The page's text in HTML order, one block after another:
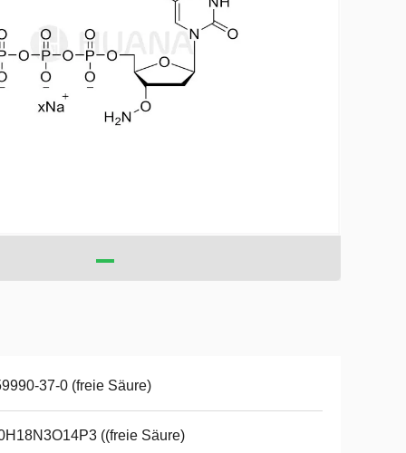
37-0 (freie Säure)
((freie Säure)